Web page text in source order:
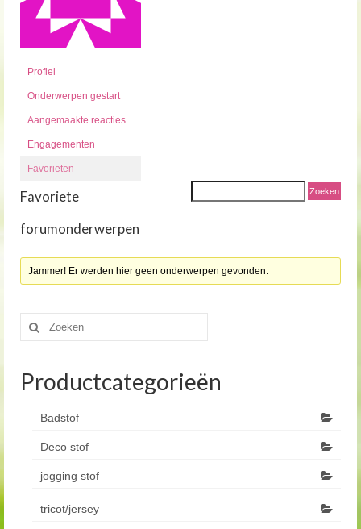
Profiel
Onderwerpen gestart
Aangemaakte reacties
Engagementen
Favorieten
Favoriete
forumonderwerpen
Jammer! Er werden hier geen onderwerpen gevonden.
Zoeken
naar:
Productcategorieën
Badstof
Deco stof
jogging stof
tricot/jersey